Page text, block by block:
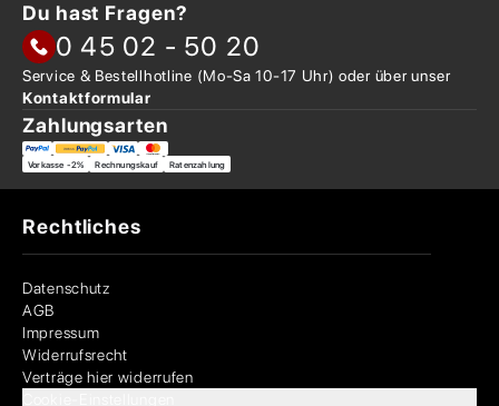
Du hast Fragen?
0 45 02 - 50 20
Service & Bestellhotline (Mo-Sa 10-17 Uhr) oder überunser
Kontaktformular
Zahlungsarten
Vorkasse -2% Rechnungskauf Ratenzahlung
Rechtliches
Datenschutz
AGB
Impressum
Widerrufsrecht
Verträge hier widerrufen